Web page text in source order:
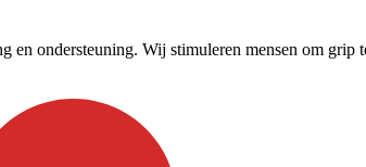
en ondersteuning. Wij stimuleren mensen om